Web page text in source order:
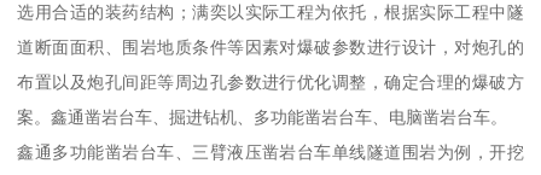
选用合适的装药结构；满奕以实际工程为依托，根据实际工程中隧
道断面面积、围岩地质条件等因素对爆破参数进行设计，对炮孔的
布置以及炮孔间距等周边孔参数进行优化调整，确定合理的爆破方
案。鑫通凿岩台车、掘进钻机、多功能凿岩台车、电脑凿岩台车。
鑫通多功能凿岩台车、三臂液压凿岩台车单线隧道围岩为例，开挖